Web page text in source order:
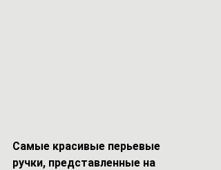
Самые красивые перьевые
ручки, представленные на